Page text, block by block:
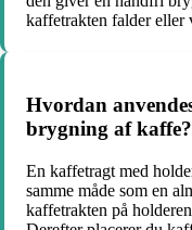
kaffetrakten falder
Hvordan
brygning af kaffe?
En kaffetragt med
samme måde som en
kaffetrakten på